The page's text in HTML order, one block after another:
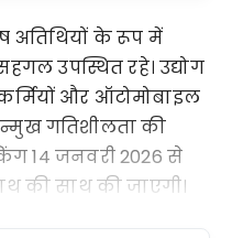
अतिथियों के रूप में
उपस्थित रहे। उद्योग
और ऑटोमोबाइल
गतिशीलता की
14 जनवरी 2026 से
की साथ की जाएगी।